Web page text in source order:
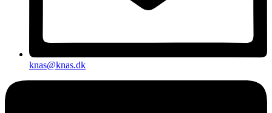
knas@knas.dk